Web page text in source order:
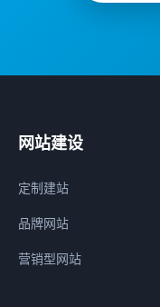
网站建设
定制建站
品牌网站
营销型网站